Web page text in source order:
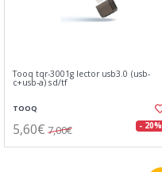
Tooq tqr-3001g lector usb3.0 (usb-
c+usb-a) sd/tf
TOOQ
5,60€ 7,00€ - 20%